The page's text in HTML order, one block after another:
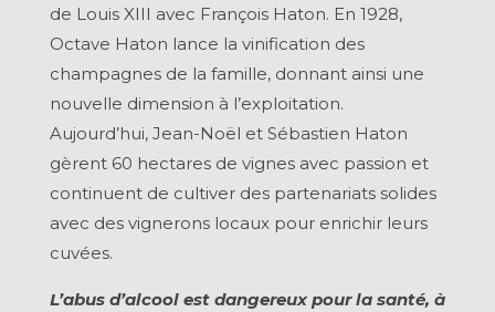
de Louis XIII avec François Haton. En 1928,
Octave Haton lance la vinification des
champagnes de la famille, donnant ainsi une
nouvelle dimension à l’exploitation.
Aujourd’hui, Jean-Noël et Sébastien Haton
gèrent 60 hectares de vignes avec passion et
continuent de cultiver des partenariats solides
avec des vignerons locaux pour enrichir leurs
cuvées.
L’abus d’alcool est dangereux pour la santé, à